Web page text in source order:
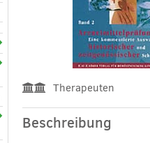
Therapeuten
Beschreibung